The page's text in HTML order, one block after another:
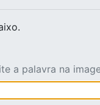
a palavra na